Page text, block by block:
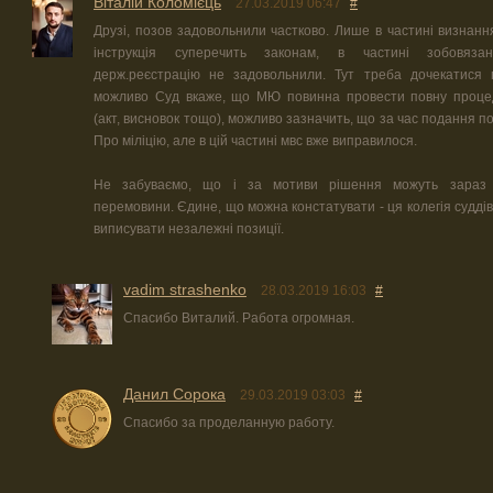
27.03.2019 06:47
#
Друзі, позов задовольнили частково. Лише в частині
інструкція суперечить законам, в частині
держ.реєстрацію не задовольнили. Тут треба дочекатися
можливо Суд вкаже, що МЮ повинна провести повну
(акт, висновок тощо), можливо зазначить, що за час подання
Про міліцію, але в цій частині мвс вже виправилося.
Не забуваємо, що і за мотиви рішення можуть зараз
перемовини. Єдине, що можна констатувати - ця колегія
виписувати незалежні позиції.
vadim strashenko 28.03.2019 16:03
#
Спасибо Виталий. Работа огромная.
Данил Сорока 29.03.2019 03:03
#
Спасибо за проделанную работу.